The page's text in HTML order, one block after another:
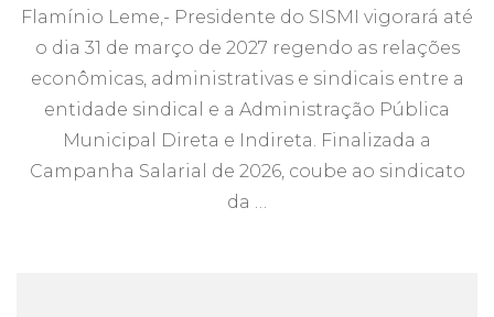
Flamínio Leme,- Presidente do SISMI vigorará até
o dia 31 de março de 2027 regendo as relações
econômicas, administrativas e sindicais entre a
entidade sindical e a Administração Pública
Municipal Direta e Indireta. Finalizada a
Campanha Salarial de 2026, coube ao sindicato
da …